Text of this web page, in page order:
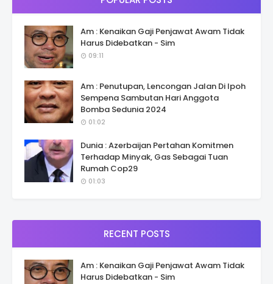
Am : Kenaikan Gaji Penjawat Awam Tidak
Harus Didebatkan - Sim
09:11
Am : Penutupan, Lencongan Jalan Di Ipoh
Sempena Sambutan Hari Anggota
Bomba Sedunia 2024
01:02
Dunia : Azerbaijan Pertahan Komitmen
Terhadap Minyak, Gas Sebagai Tuan
Rumah Cop29
01:03
RECENT POSTS
Am : Kenaikan Gaji Penjawat Awam Tidak
Harus Didebatkan - Sim